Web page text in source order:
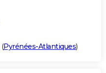
(Pyrénées-Atlantiques)